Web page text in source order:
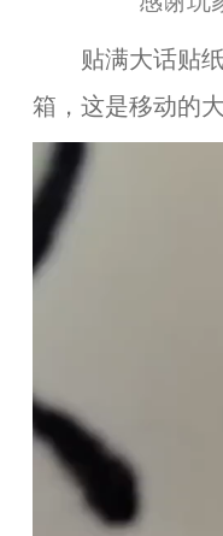
贴满大话贴纸
箱，这是移动的